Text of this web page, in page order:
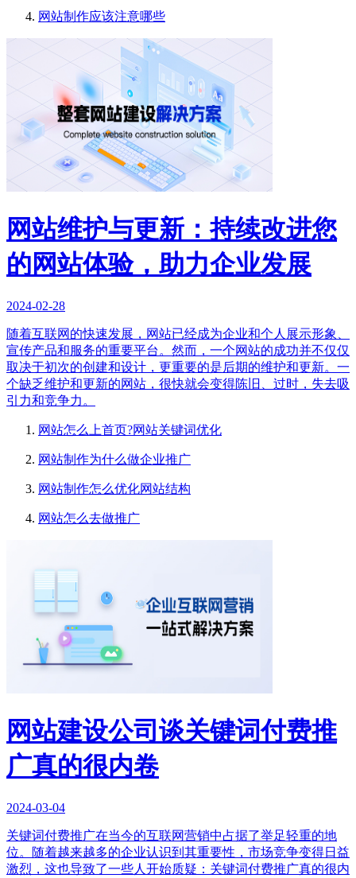
网站制作应该注意哪些
网站维护与更新：持续改进您
的网站体验，助力企业发展
2024-02-28
随着互联网的快速发展，网站已经成为企业和个人展示形象、
宣传产品和服务的重要平台。然而，一个网站的成功并不仅仅
取决于初次的创建和设计，更重要的是后期的维护和更新。一
个缺乏维护和更新的网站，很快就会变得陈旧、过时，失去吸
引力和竞争力。
网站怎么上首页?网站关键词优化
网站制作为什么做企业推广
网站制作怎么优化网站结构
网站怎么去做推广
网站建设公司谈关键词付费推
广真的很内卷
2024-03-04
关键词付费推广在当今的互联网营销中占据了举足轻重的地
位。随着越来越多的企业认识到其重要性，市场竞争变得日益
激烈，这也导致了一些人开始质疑：关键词付费推广真的很内